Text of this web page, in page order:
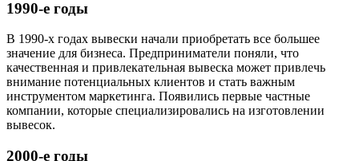
1990-е годы
В 1990-х годах вывески начали приобретать все большее
значение для бизнеса. Предприниматели поняли, что
качественная и привлекательная вывеска может привлечь
внимание потенциальных клиентов и стать важным
инструментом маркетинга. Появились первые частные
компании, которые специализировались на изготовлении
вывесок.
2000-е годы